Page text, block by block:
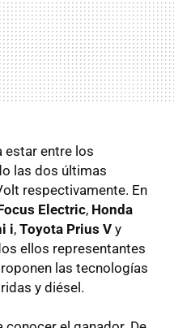
estar entre los
las dos últimas
respectivamente. En
Electric, Honda
i, Toyota Prius V y
ellos representantes
las tecnologías
y diésel.